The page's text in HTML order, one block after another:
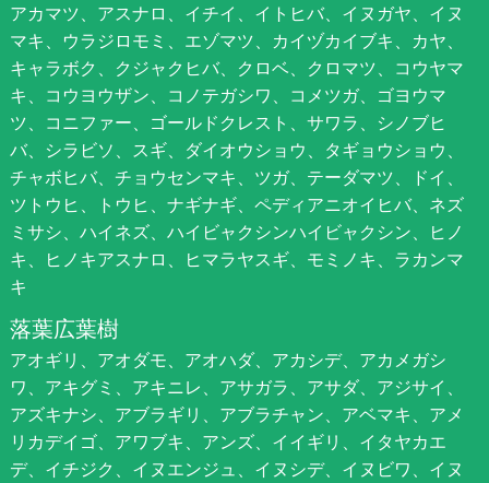
アカマツ、アスナロ、イチイ、イトヒバ、イヌガヤ、イヌ
マキ、ウラジロモミ、エゾマツ、カイヅカイブキ、カヤ、
キャラボク、クジャクヒバ、クロベ、クロマツ、コウヤマ
キ、コウヨウザン、コノテガシワ、コメツガ、ゴヨウマ
ツ、コニファー、ゴールドクレスト、サワラ、シノブヒ
バ、シラビソ、スギ、ダイオウショウ、タギョウショウ、
チャボヒバ、チョウセンマキ、ツガ、テーダマツ、ドイ、
ツトウヒ、トウヒ、ナギナギ、ペディアニオイヒバ、ネズ
ミサシ、ハイネズ、ハイビャクシンハイビャクシン、ヒノ
キ、ヒノキアスナロ、ヒマラヤスギ、モミノキ、ラカンマ
キ
落葉広葉樹
アオギリ、アオダモ、アオハダ、アカシデ、アカメガシ
ワ、アキグミ、アキニレ、アサガラ、アサダ、アジサイ、
アズキナシ、アブラギリ、アブラチャン、アベマキ、アメ
リカデイゴ、アワブキ、アンズ、イイギリ、イタヤカエ
デ、イチジク、イヌエンジュ、イヌシデ、イヌビワ、イヌ